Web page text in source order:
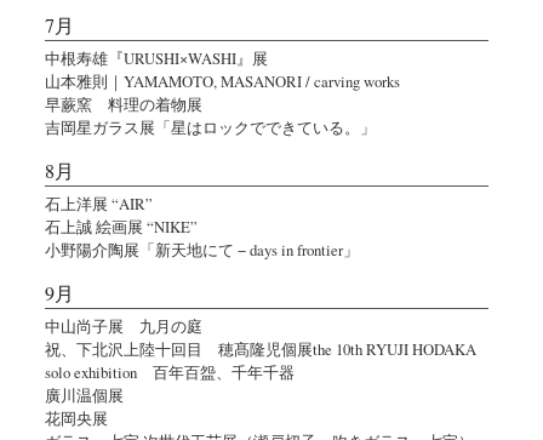
7月
中根寿雄『URUSHI×WASHI』展
山本雅則｜YAMAMOTO, MASANORI / carving works
早蕨窯 料理の着物展
吉岡星ガラス展「星はロックでできている。」
8月
石上洋展 “AIR”
石上誠 絵画展 “NIKE”
小野陽介陶展「新天地にて − days in frontier」
9月
中山尚子展 九月の庭
祝、下北沢上陸十回目 穂髙隆児個展the 10th RYUJI HODAKA
solo exhibition 百年百盌、千年千器
廣川温個展
花岡央展